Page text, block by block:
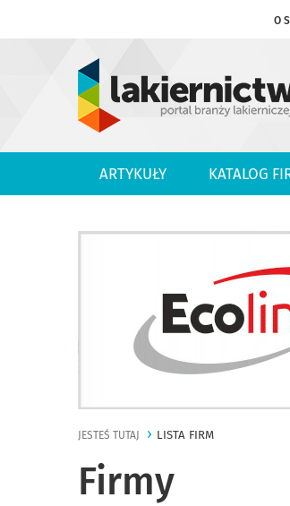
O
ARTYKUŁY KATALOG
JESTEŚ TUTAJ LISTA FIRM
Firmy